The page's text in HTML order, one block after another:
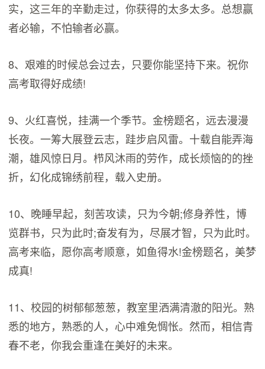
实，这三年的辛勤走过，你获得的太多太多。总想赢
者必输，不怕输者必赢。
8、艰难的时候总会过去，只要你能坚持下来。祝你
高考取得好成绩!
9、火红喜悦，挂满一个季节。金榜题名，远去漫漫
长夜。一筹大展登云志，跬步启风雷。十载自能弄海
潮，雄风惊日月。栉风沐雨的劳作，成长烦恼的的挫
折，幻化成锦绣前程，载入史册。
10、晚睡早起，刻苦攻读，只为今朝;修身养性，博
览群书，只为此时;奋发有为，尽展才智，只为此时。
高考来临，愿你高考顺意，如鱼得水!金榜题名，美梦
成真!
11、校园的树郁郁葱葱，教室里洒满清澈的阳光。熟
悉的地方，熟悉的人，心中难免惆怅。然而，相信青
春不老，你我会重逢在美好的未来。